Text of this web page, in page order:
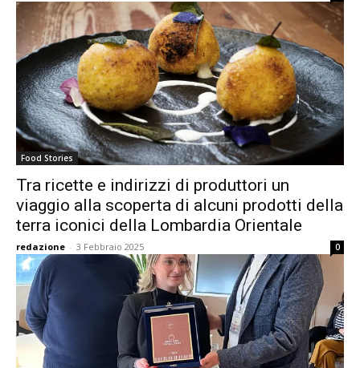
Food Stories
Tra ricette e indirizzi di produttori un
viaggio alla scoperta di alcuni prodotti della
terra iconici della Lombardia Orientale
redazione - 3 Febbraio 2025 0